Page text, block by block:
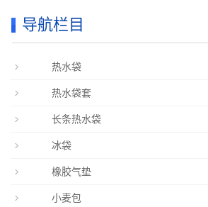
导航栏目
热水袋
热水袋套
长条热水袋
冰袋
橡胶气垫
小麦包